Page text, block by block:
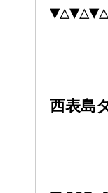
西表島